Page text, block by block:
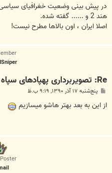
هند 2 و ...... گفته شده.
اصلا ایران ، اون بالاها مطرح نیست!
Re: تصویربرداری پهپادهای سپاه از مدرن ترین ناو هواپیمابر آمر
پ
ت
پنج‌شنبه ۱۷ آذر ۱۳۹۰, ۹:۱۹ ب.ظ
از این به بعد بهتر هاشو میسازیم